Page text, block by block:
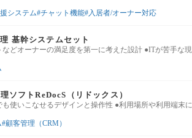
システム チャット機能 入居者/オーナー対応
基幹システムセット
などオーナーの満足度を第一に考えた設計 ●ITが苦手な
ソフトReDocS（リドックス）
も使いこなせるデザインと操作性 ●利用場所や利用端末
顧客管理（CRM）